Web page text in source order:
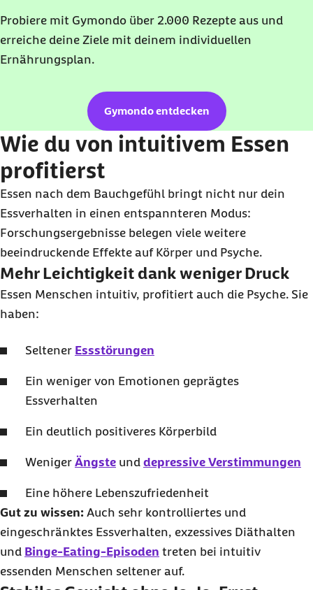
Probiere mit Gymondo über 2.000 Rezepte aus und
erreiche deine Ziele mit deinem individuellen
Ernährungsplan.
Gymondo entdecken
Wie du von intuitivem Essen
profitierst
Essen nach dem Bauchgefühl bringt nicht nur dein
Essverhalten in einen entspannteren Modus:
Forschungsergebnisse belegen viele weitere
beeindruckende Effekte auf Körper und Psyche.
Mehr Leichtigkeit dank weniger Druck
Essen Menschen intuitiv, profitiert auch die Psyche. Sie
haben:
Seltener Essstörungen
Ein weniger von Emotionen geprägtes
Essverhalten
Ein deutlich positiveres Körperbild
Weniger Ängste und depressive Verstimmungen
Eine höhere Lebenszufriedenheit
Gut zu wissen: Auch sehr kontrolliertes und
eingeschränktes Essverhalten, exzessives Diäthalten
und Binge-Eating-Episoden treten bei intuitiv
essenden Menschen seltener auf.